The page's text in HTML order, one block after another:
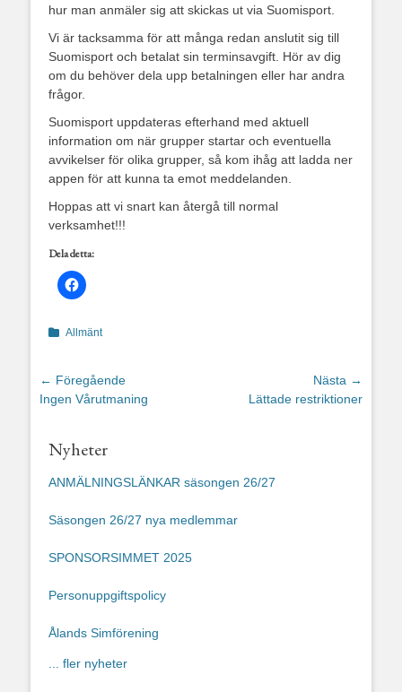
hur man anmäler sig att skickas ut via Suomisport.
Vi är tacksamma för att många redan anslutit sig till
Suomisport och betalat sin terminsavgift. Hör av dig
om du behöver dela upp betalningen eller har andra
frågor.
Suomisport uppdateras efterhand med aktuell
information om när grupper startar och eventuella
avvikelser för olika grupper, så kom ihåg att ladda ner
appen för att kunna ta emot meddelanden.
Hoppas att vi snart kan återgå till normal
verksamhet!!!
Dela detta:
Kategorier
Allmänt
Inläggsnavigering
← Föregående
Föregående
Ingen Vårutmaning
Nästa →
Lättade restriktioner
Nyheter
ANMÄLNINGSLÄNKAR säsongen 26/27
Säsongen 26/27 nya medlemmar
SPONSORSIMMET 2025
Personuppgiftspolicy
Ålands Simförening
... fler nyheter